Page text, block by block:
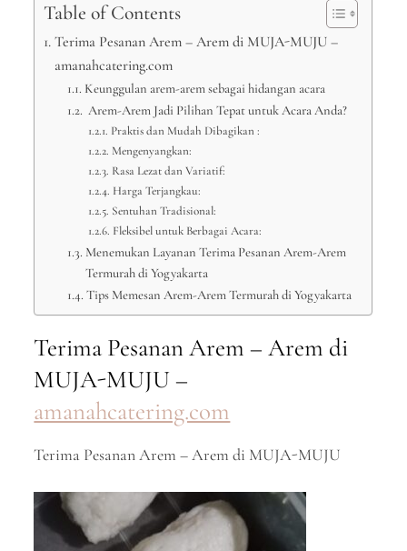
Table of Contents
Terima Pesanan Arem – Arem di MUJA-MUJU –
amanahcatering.com
Keunggulan arem-arem sebagai hidangan acara
Arem-Arem Jadi Pilihan Tepat untuk Acara Anda?
Praktis dan Mudah Dibagikan :
Mengenyangkan:
Rasa Lezat dan Variatif:
Harga Terjangkau:
Sentuhan Tradisional:
Fleksibel untuk Berbagai Acara:
Menemukan Layanan Terima Pesanan Arem-Arem
Termurah di Yogyakarta
Tips Memesan Arem-Arem Termurah di Yogyakarta
Terima Pesanan Arem – Arem di
MUJA-MUJU –
amanahcatering.com
Terima Pesanan Arem – Arem di MUJA-MUJU